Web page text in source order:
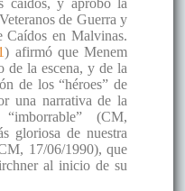
caídos, y aprobó la
de Guerra y
Caídos en Malvinas.
) afirmó que Menem
de la escena, y de la
de los “héroes” de
una narrativa de la
(CM,
gloriosa de nuestra
17/06/1990), que
al inicio de su